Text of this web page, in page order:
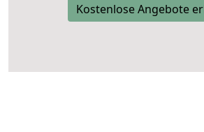
Kostenlose Angebote